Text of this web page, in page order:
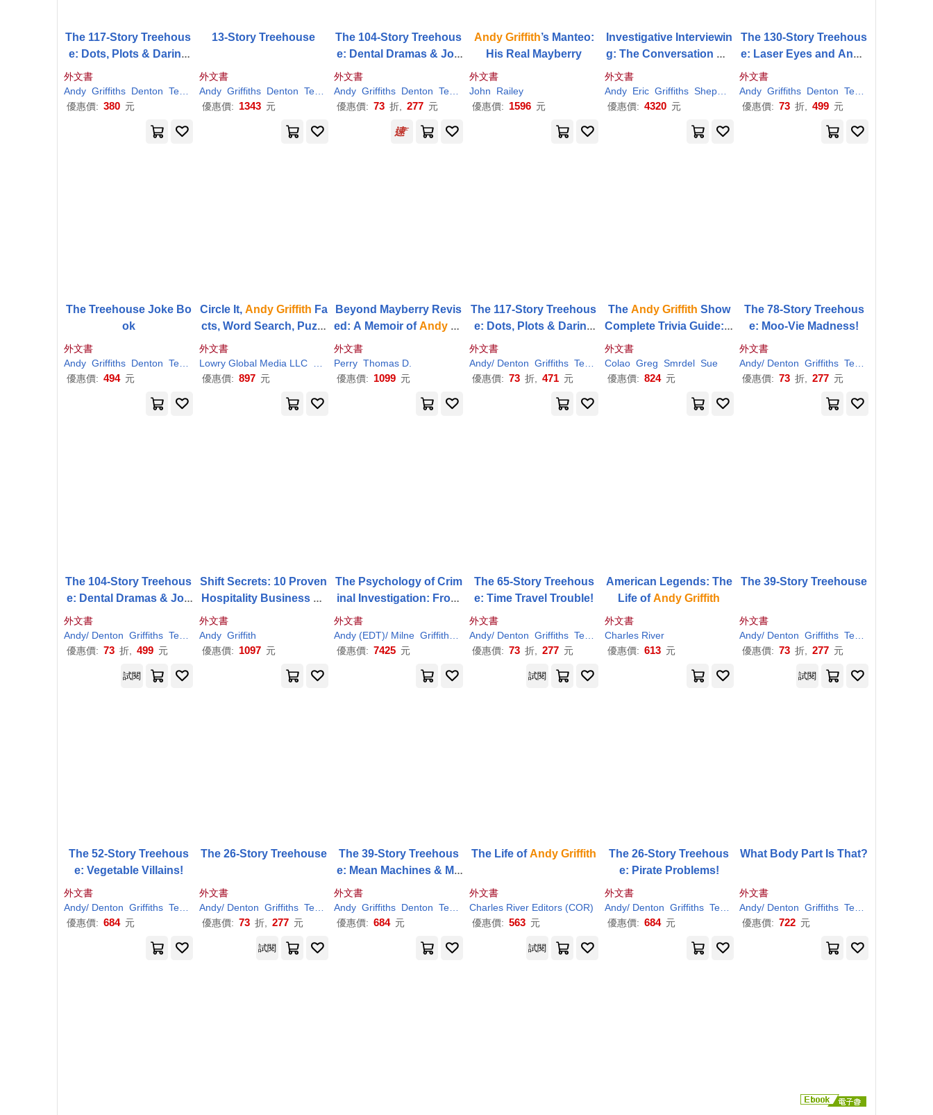
The 117-Story Treehous
e: Dots, Plots & Daring
外文書
Andy Griffiths Denton Terry
優惠價: 380 元
13-Story Treehouse
外文書
Andy Griffiths Denton Terry
優惠價: 1343 元
The 104-Story Treehous
e: Dental Dramas & Jok
外文書
Andy Griffiths Denton Terry
優惠價: 73 折, 277 元
Andy Griffith’s Manteo:
His Real Mayberry
外文書
John
Railey
優惠價: 1596 元
Investigative Interviewin
g: The Conversation Ma
nagement Approach
外文書
Andy Eric Griffiths Shepherd
優惠價: 4320 元
The 130-Story Treehous
e: Laser Eyes and Anno
外文書
Andy Griffiths Denton Terry
優惠價: 73 折, 499 元
The Treehouse Joke Bo
ok
外文書
Andy Griffiths Denton Terry
優惠價: 494 元
Circle It, Andy Griffith Fa
cts, Word Search, Puzzl
外文書
Lowry Global Media LLC
Maria Mark Schumacher
優惠價: 897 元
Beyond Mayberry Revis
ed: A Memoir ofAndy Gr
iffithand Mount Airy Nor
th Carolina
外文書
Perry Thomas D.
優惠價: 1099 元
The 117-Story Treehous
e: Dots, Plots & Daring
外文書
Andy/ Denton Griffiths Terry (ILT)
優惠價: 73 折, 471 元
The Andy Griffith Show
Complete Trivia Guide: T
rivia, Quotes & Little Kn
ow Facts
外文書
Colao Greg Smrdel Sue
優惠價: 824 元
The 78-Story Treehous
e: Moo-Vie Madness!
外文書
Andy/ Denton Griffiths Terry (ILT)
優惠價: 73 折, 277 元
The 104-Story Treehous
e: Dental Dramas & Jok
外文書
Andy/ Denton Griffiths Terry (ILT)
優惠價: 73 折, 499 元
Shift Secrets: 10 Proven
Hospitality Business Gr
owth Tactics: The Under
ground Playbook To Gr
ow Sales, Improve Profit
外文書
Andy Griffith
優惠價: 1097 元
The Psychology of Crim
inal Investigation: From
Theory to Practice
外文書
Andy (EDT)/ Milne Griffiths
Rebecca (EDT)
優惠價: 7425 元
The 65-Story Treehous
e: Time Travel Trouble!
外文書
Andy/ Denton Griffiths Terry (ILT)
優惠價: 73 折, 277 元
American Legends: The
Life ofAndy Griffith
外文書
Charles River
優惠價: 613 元
The 39-Story Treehouse
外文書
Andy/ Denton Griffiths Terry (ILT)
優惠價: 73 折, 277 元
試閱 試閱 試閱
The 52-Story Treehous
e: Vegetable Villains!
外文書
Andy/ Denton Griffiths Terry (ILT)
優惠價: 684 元
The 26-Story Treehouse
外文書
Andy/ Denton Griffiths Terry (ILT)
優惠價: 73 折, 277 元
The 39-Story Treehous
e: Mean Machines & Ma
外文書
Andy Griffiths Denton Terry
優惠價: 684 元
The Life ofAndy Griffith
外文書
Charles River Editors (COR)
優惠價: 563 元
The 26-Story Treehous
e: Pirate Problems!
外文書
Andy/ Denton Griffiths Terry (ILT)
優惠價: 684 元
What Body Part Is That?
外文書
Andy/ Denton Griffiths Terry (ILT)
優惠價: 722 元
試閱 試閱